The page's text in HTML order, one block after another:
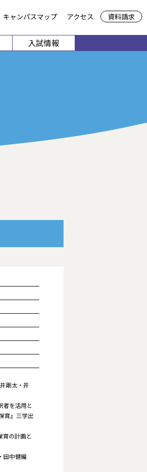
入試情報
キャンパスマップ アクセス 資料請求
剛太・井
者を活用と
育』三学出
の計画と
田中健編